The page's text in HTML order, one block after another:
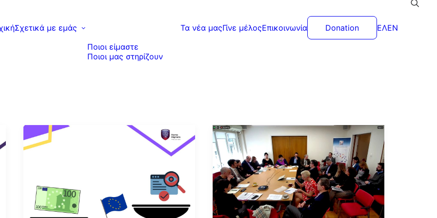
Σχετικά με εμάς
Ποιοι είμαστε
Ποιοι μας στηρίζουν
Τα νέα μαςΓίνε μέλοςΕπικοινωνία Donation ΕΛEN